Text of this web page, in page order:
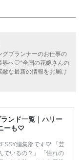
グプランナーのお仕事の
界へ♡*全国の花嫁さんの
敵な最新の情報をお届け
ンド一覧｜ハリー
ーも♡
編集部です♡ 「芸
でいるの？」 「憧れの